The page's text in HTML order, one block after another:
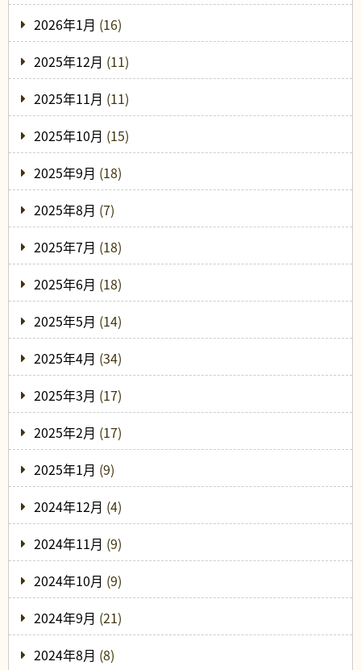
2026年1月 (16)
2025年12月 (11)
2025年11月 (11)
2025年10月 (15)
2025年9月 (18)
2025年8月 (7)
2025年7月 (18)
2025年6月 (18)
2025年5月 (14)
2025年4月 (34)
2025年3月 (17)
2025年2月 (17)
2025年1月 (9)
2024年12月 (4)
2024年11月 (9)
2024年10月 (9)
2024年9月 (21)
2024年8月 (8)